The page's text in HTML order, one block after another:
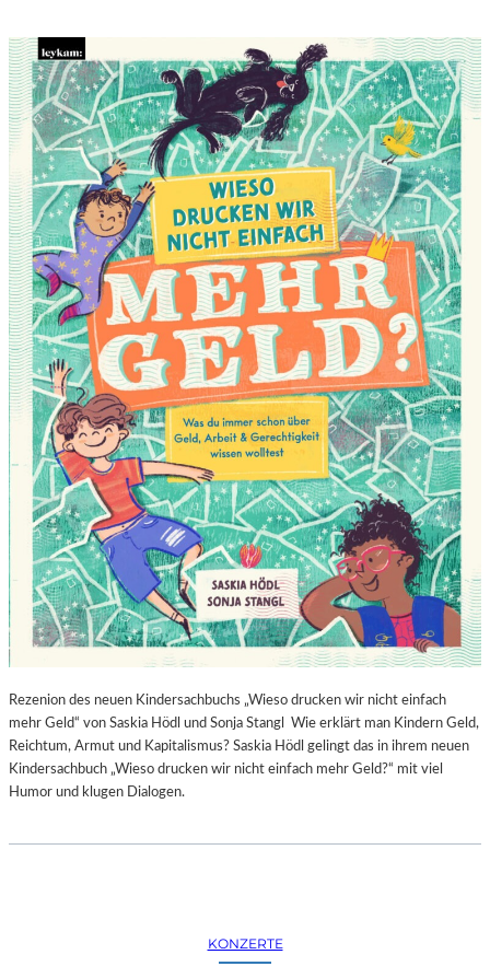
Rezenion des neuen Kindersachbuchs „Wieso drucken wir nicht einfach
mehr Geld“ von Saskia Hödl und Sonja Stangl Wie erklärt man Kindern Geld,
Reichtum, Armut und Kapitalismus? Saskia Hödl gelingt das in ihrem neuen
Kindersachbuch „Wieso drucken wir nicht einfach mehr Geld?“ mit viel
Humor und klugen Dialogen.
KONZERTE